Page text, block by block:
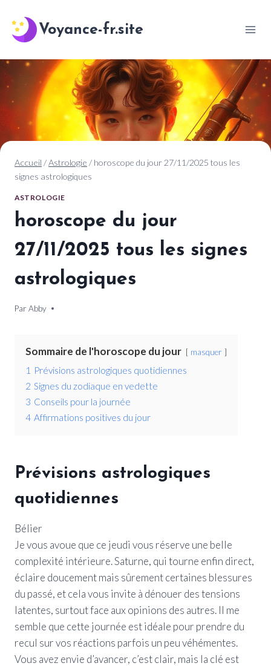
contenu
Voyance-fr.site
Accueil /Astrologie / horoscope du jour 27/11/2025 tous les
signes astrologiques
ASTROLOGIE
horoscope du jour
27/11/2025 tous les signes
astrologiques
Par Abby
27 novembre 2025
Sommaire de l'horoscope du jour masquer
1 Prévisions astrologiques quotidiennes
2 Signes du zodiaque en vedette
3 Conseils pour la journée
4 Affirmations positives du jour
Prévisions astrologiques
quotidiennes
Bélier
Je vous avoue que ce jeudi vous réserve une belle
complexité intérieure. Saturne, qui tourne enfin direct,
éclaire doucement mais sûrement certaines blessures
du passé, et cela vous invite à dénouer des tensions
latentes, surtout face aux opinions des autres. Il me
semble que cette journée est idéale pour prendre du
recul sur vos réactions parfois un peu véhémentes.
Vous avez envie d’avancer, c’est clair, mais la clé est